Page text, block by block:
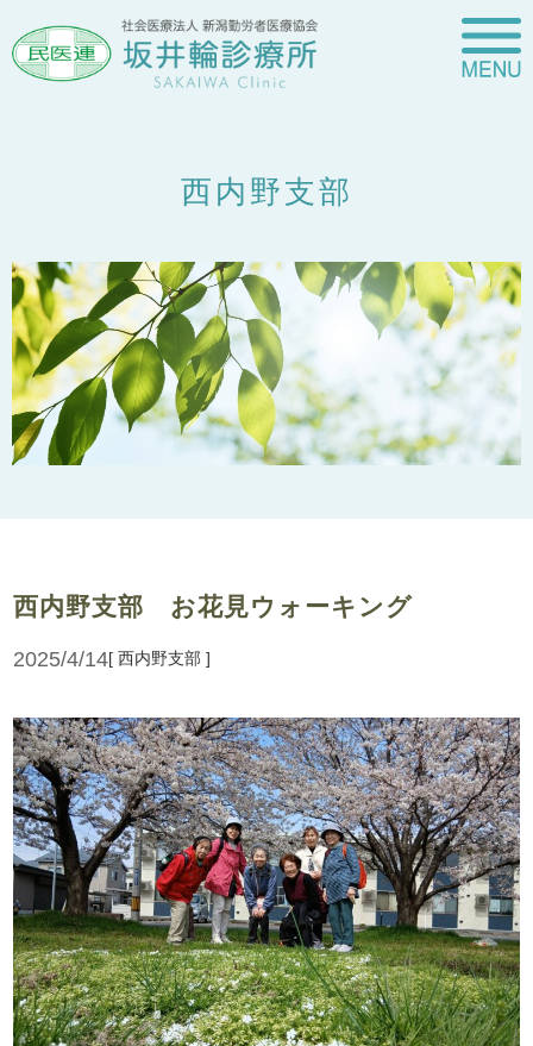
西内野支部
西内野支部 お花見ウォーキング
2025/4/14[ 西内野支部 ]